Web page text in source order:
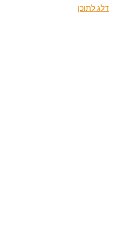
דלג לתוכן